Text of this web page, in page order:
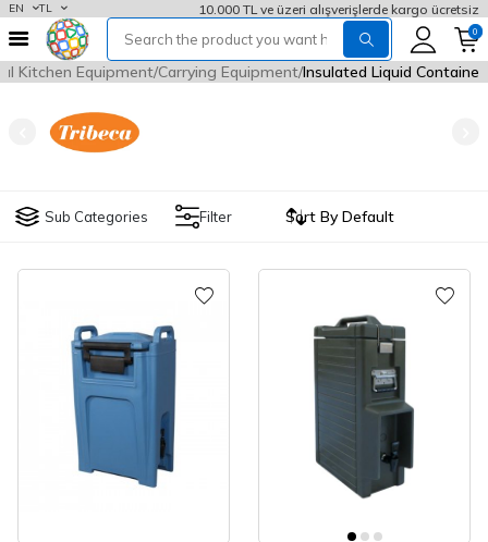
EN TL 10.000 TL ve üzeri alışverişlerde kargo ücretsiz
0
Kitchen Equipment Carrying Equipment Insulated Liquid
Sub Categories Filter